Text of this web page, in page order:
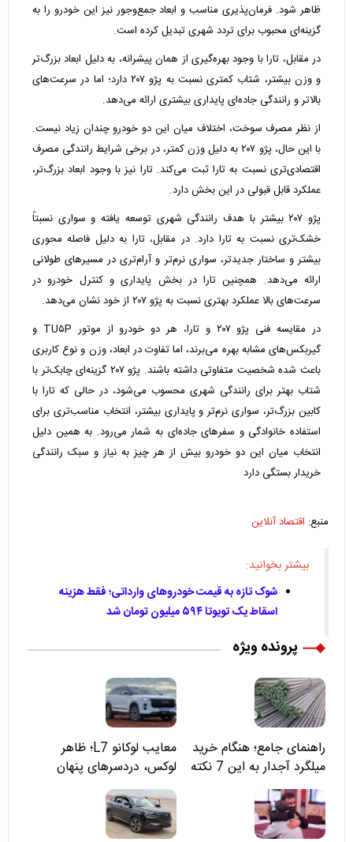
ظاهر شود. فرمان‌پذیری مناسب و ابعاد جمع‌وجور نیز این خودرو را به
گزینه‌ای محبوب برای تردد شهری تبدیل کرده است.
در مقابل، تارا با وجود بهره‌گیری از همان پیشرانه، به دلیل ابعاد بزرگ‌تر
و وزن بیشتر، شتاب کمتری نسبت به پژو ۲۰۷ دارد؛ اما در سرعت‌های
بالاتر و رانندگی جاده‌ای پایداری بیشتری ارائه می‌دهد.
از نظر مصرف سوخت، اختلاف میان این دو خودرو چندان زیاد نیست.
با این حال، پژو ۲۰۷ به دلیل وزن کمتر، در برخی شرایط رانندگی مصرف
اقتصادی‌تری نسبت به تارا ثبت می‌کند. تارا نیز با وجود ابعاد بزرگ‌تر،
عملکرد قابل قبولی در این بخش دارد.
پژو ۲۰۷ بیشتر با هدف رانندگی شهری توسعه یافته و سواری نسبتاً
خشک‌تری نسبت به تارا دارد. در مقابل، تارا به دلیل فاصله محوری
بیشتر و ساختار جدیدتر، سواری نرم‌تر و آرام‌تری در مسیرهای طولانی
ارائه می‌دهد. همچنین تارا در بخش پایداری و کنترل خودرو در
سرعت‌های بالا عملکرد بهتری نسبت به پژو ۲۰۷ از خود نشان می‌دهد.
در مقایسه فنی پژو ۲۰۷ و تارا، هر دو خودرو از موتور TU۵P و
گیربکس‌های مشابه بهره می‌برند، اما تفاوت در ابعاد، وزن و نوع کاربری
باعث شده شخصیت متفاوتی داشته باشند. پژو ۲۰۷ گزینه‌ای چابک‌تر با
شتاب بهتر برای رانندگی شهری محسوب می‌شود، در حالی که تارا با
کابین بزرگ‌تر، سواری نرم‌تر و پایداری بیشتر، انتخاب مناسب‌تری برای
استفاده خانوادگی و سفرهای جاده‌ای به شمار می‌رود. به همین دلیل
انتخاب میان این دو خودرو بیش از هر چیز به نیاز و سبک رانندگی
خریدار بستگی دارد
منبع: اقتصاد آنلاین
بیشتر بخوانید:
شوک تازه به قیمت خودروهای وارداتی؛ فقط هزینه
اسقاط یک تویوتا ۵۹۴ میلیون تومان شد
پرونده ویژه
راهنمای جامع؛ هنگام خرید
میلگرد آجدار به این 7 نکته
توجه کنید
معایب لوکانو L7؛ ظاهر
لوکس، دردسرهای پنهان